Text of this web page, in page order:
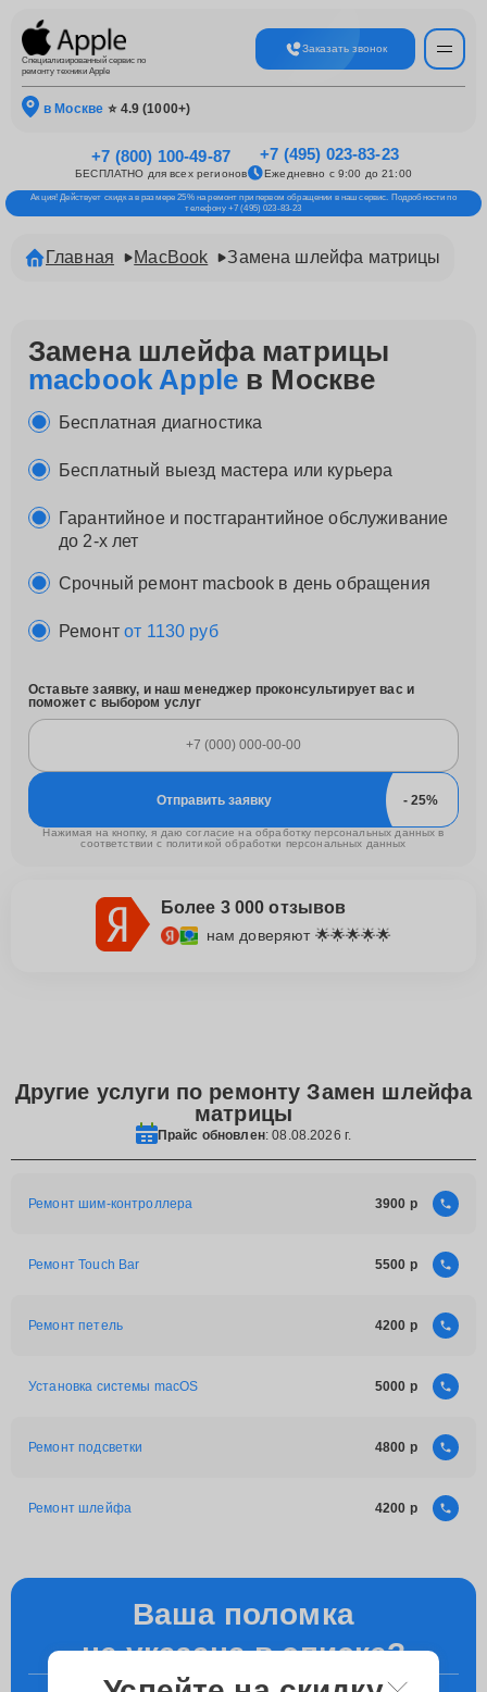
Специализированный сервис по
ремонту техники Apple
Заказать звонок
в Москве ⭐ 4.9 (1000+)
+7 (800) 100-49-87
БЕСПЛАТНО для всех регионов
+7 (495) 023-83-23
Ежедневно с 9:00 до 21:00
Акция! Действует скидка в размере 25% на ремонт при первом обращении в наш сервис. Подробности по
телефону +7 (495) 023-83-23
Главная MacBook Замена шлейфа матрицы
Замена шлейфа матрицы
macbook Appleв Москве
Бесплатная диагностика
Бесплатный выезд мастера или курьера
Гарантийное и постгарантийное обслуживание
до 2-х лет
Срочный ремонт macbook в день обращения
Ремонтот 1130 руб
Оставьте заявку, и наш менеджер проконсультирует вас и
поможет с выбором услуг
Отправить заявку
Нажимая на кнопку, я даю согласие на обработку персональных данных в
соответствии с политикой обработки персональных данных
Более 3 000 отзывов
нам доверяют 🌟🌟🌟🌟🌟
Другие услуги по ремонту Замен шлейфа
матрицы
Прайс обновлен: 08.08.2026 г.
Ремонт шим-контроллера 3900
Ремонт Touch Bar 5500
Ремонт петель 4200
Установка системы macOS 5000
Ремонт подсветки 4800
Ремонт шлейфа 4200
Ваша поломка
не указана в списке?